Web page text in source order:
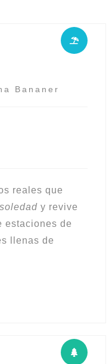
Bananer
reales que
y revive
estaciones de
llenas de